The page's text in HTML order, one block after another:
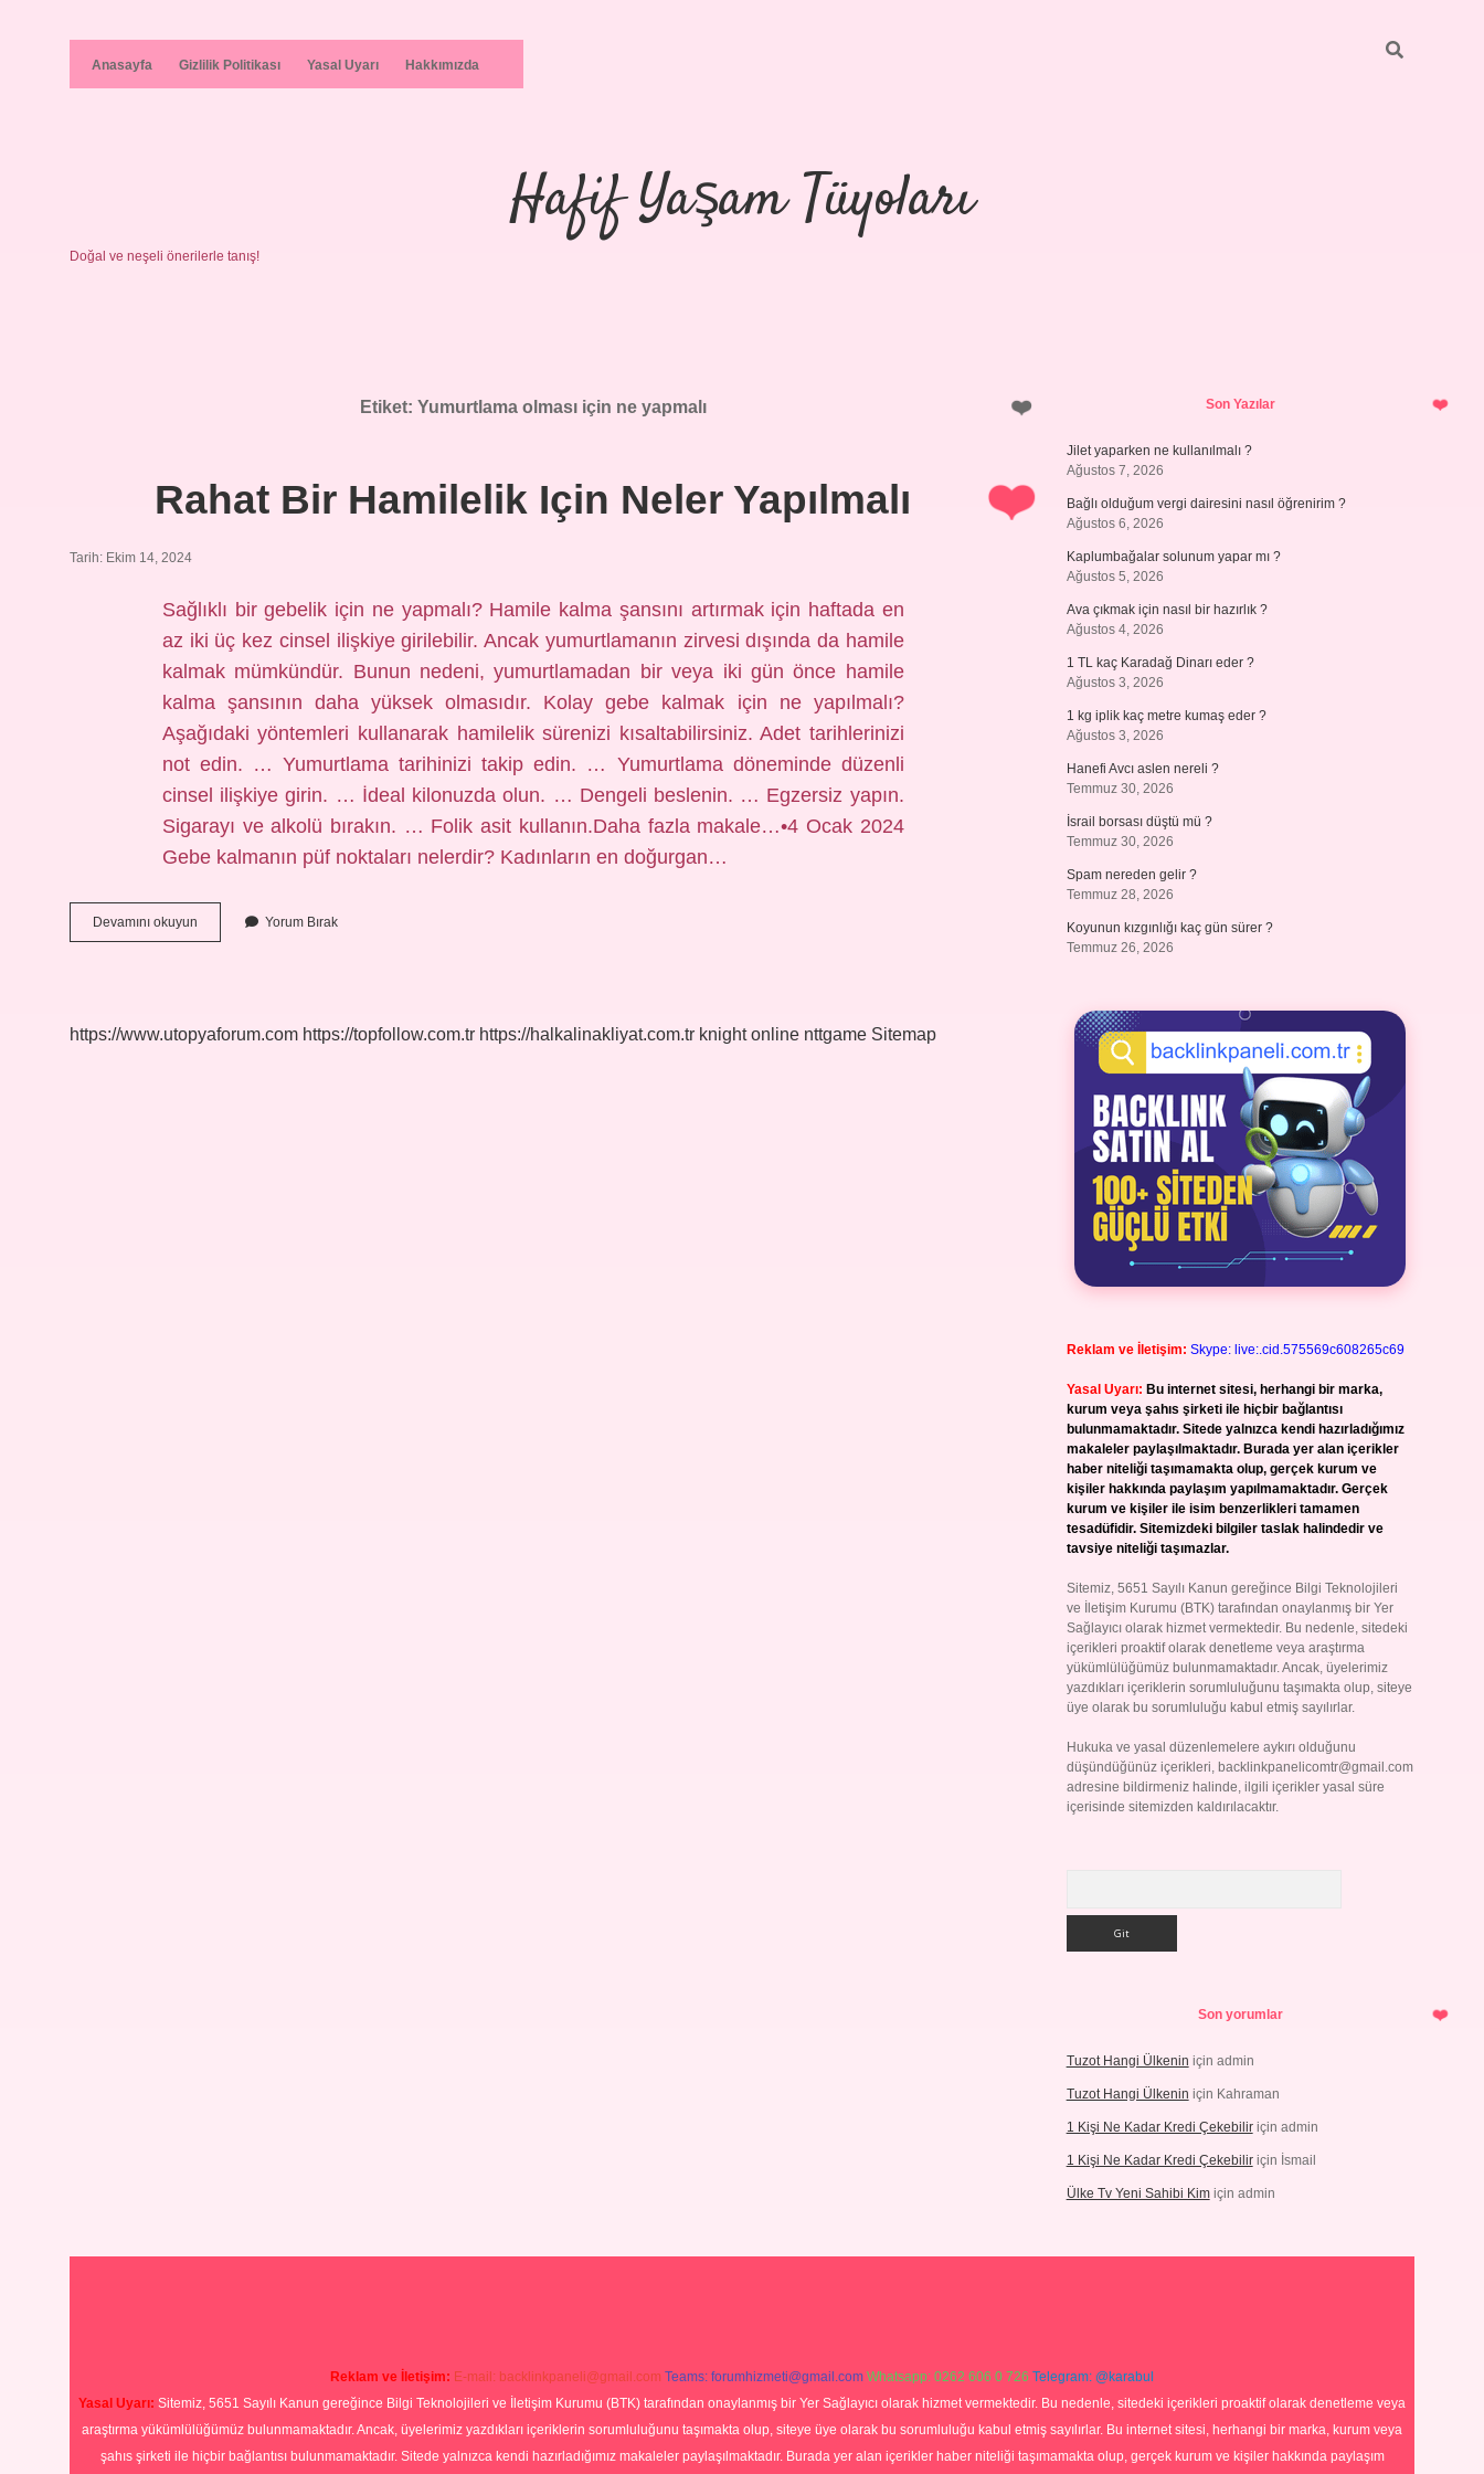
Anasayfa Gizlilik Politikası Yasal Uyarı Hakkımızda
Hafif Yaşam Tüyoları
Doğal ve neşeli önerilerle tanış!
Etiket: Yumurtlama olması için ne yapmalı
Rahat Bir Hamilelik Için Neler Yapılmalı
Tarih: Ekim 14, 2024
Sağlıklı bir gebelik için ne yapmalı? Hamile kalma şansını artırmak için haftada en
az iki üç kez cinsel ilişkiye girilebilir. Ancak yumurtlamanın zirvesi dışında da hamile
kalmak mümkündür. Bunun nedeni, yumurtlamadan bir veya iki gün önce hamile
kalma şansının daha yüksek olmasıdır. Kolay gebe kalmak için ne yapılmalı?
Aşağıdaki yöntemleri kullanarak hamilelik sürenizi kısaltabilirsiniz. Adet tarihlerinizi
not edin. … Yumurtlama tarihinizi takip edin. … Yumurtlama döneminde düzenli
cinsel ilişkiye girin. … İdeal kilonuzda olun. … Dengeli beslenin. … Egzersiz yapın.
Sigarayı ve alkolü bırakın. … Folik asit kullanın.Daha fazla makale…•4 Ocak 2024
Gebe kalmanın püf noktaları nelerdir? Kadınların en doğurgan…
Devamını okuyun
Bir
Yorum Bırak
https://www.utopyaforum.com https://topfollow.com.tr https://halkalinakliyat.com.tr knight online nttgame Sitemap
SidebarSon Yazılar
Jilet yaparken ne kullanılmalı ?
Ağustos 7, 2026
Bağlı olduğum vergi dairesini nasıl öğrenirim ?
Ağustos 6, 2026
Kaplumbağalar solunum yapar mı ?
Ağustos 5, 2026
Ava çıkmak için nasıl bir hazırlık ?
Ağustos 4, 2026
1 TL kaç Karadağ Dinarı eder ?
Ağustos 3, 2026
1 kg iplik kaç metre kumaş eder ?
Ağustos 3, 2026
Hanefi Avcı aslen nereli ?
Temmuz 30, 2026
İsrail borsası düştü mü ?
Temmuz 30, 2026
Spam nereden gelir ?
Temmuz 28, 2026
Koyunun kızgınlığı kaç gün sürer ?
Temmuz 26, 2026
Reklam ve İletişim: Skype: live:.cid.575569c608265c69
Yasal Uyarı: Bu internet sitesi, herhangi bir marka,
kurum veya şahıs şirketi ile hiçbir bağlantısı
bulunmamaktadır. Sitede yalnızca kendi hazırladığımız
makaleler paylaşılmaktadır. Burada yer alan içerikler
haber niteliği taşımamakta olup, gerçek kurum ve
kişiler hakkında paylaşım yapılmamaktadır. Gerçek
kurum ve kişiler ile isim benzerlikleri tamamen
tesadüfidir. Sitemizdeki bilgiler taslak halindedir ve
tavsiye niteliği taşımazlar.
Sitemiz, 5651 Sayılı Kanun gereğince Bilgi Teknolojileri
ve İletişim Kurumu (BTK) tarafından onaylanmış bir Yer
Sağlayıcı olarak hizmet vermektedir. Bu nedenle, sitedeki
içerikleri proaktif olarak denetleme veya araştırma
yükümlülüğümüz bulunmamaktadır. Ancak, üyelerimiz
yazdıkları içeriklerin sorumluluğunu taşımakta olup, siteye
üye olarak bu sorumluluğu kabul etmiş sayılırlar.
Hukuka ve yasal düzenlemelere aykırı olduğunu
düşündüğünüz içerikleri, backlinkpanelicomtr@gmail.com
adresine bildirmeniz halinde, ilgili içerikler yasal süre
içerisinde sitemizden kaldırılacaktır.
Son yorumlar
Tuzot Hangi Ülkenin için admin
Tuzot Hangi Ülkenin için Kahraman
1 Kişi Ne Kadar Kredi Çekebiliriçin admin
1 Kişi Ne Kadar Kredi Çekebiliriçin İsmail
Ülke Tv Yeni Sahibi Kimiçin admin
Reklam ve İletişim: E-mail: backlinkpaneli@gmail.com Teams: forumhizmeti@gmail.com Whatsapp: 0262 606 0 726 Telegram: @karabul
Yasal Uyarı: Sitemiz, 5651 Sayılı Kanun gereğince Bilgi Teknolojileri ve İletişim Kurumu (BTK) tarafından onaylanmış bir Yer Sağlayıcı olarak hizmet vermektedir. Bu nedenle, sitedeki içerikleri proaktif olarak denetleme veya
araştırma yükümlülüğümüz bulunmamaktadır. Ancak, üyelerimiz yazdıkları içeriklerin sorumluluğunu taşımakta olup, siteye üye olarak bu sorumluluğu kabul etmiş sayılırlar. Bu internet sitesi, herhangi bir marka, kurum veya
şahıs şirketi ile hiçbir bağlantısı bulunmamaktadır. Sitede yalnızca kendi hazırladığımız makaleler paylaşılmaktadır. Burada yer alan içerikler haber niteliği taşımamakta olup, gerçek kurum ve kişiler hakkında paylaşım